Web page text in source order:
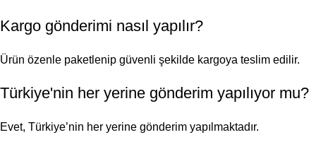
Kargo gönderimi nasıl yapılır?
Ürün özenle paketlenip güvenli şekilde kargoya teslim edilir.
Türkiye'nin her yerine gönderim yapılıyor mu?
Evet, Türkiye’nin her yerine gönderim yapılmaktadır.